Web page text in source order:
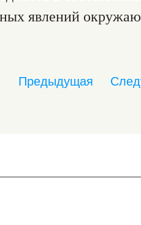
явлений
Предыдущая